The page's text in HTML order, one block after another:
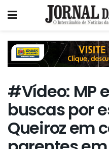
#Vídeo: MP
buscas por
Queiroz em